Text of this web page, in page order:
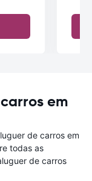
em
de carros em
todas as
de carros